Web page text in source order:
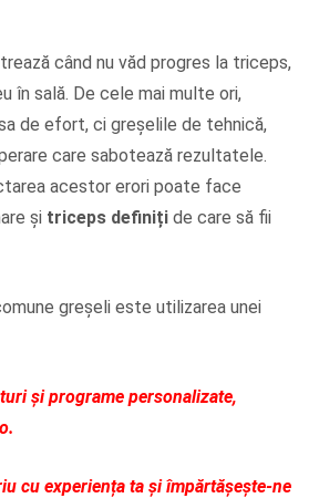
când nu văd progres la triceps,
în sală. De cele mai multe ori,
de efort, ci greșelile de tehnică,
care sabotează rezultatele.
acestor erori poate face
și triceps definiți de care să fii
greșeli este utilizarea unei
și programe personalizate,
cu experiența ta și împărtășește-ne